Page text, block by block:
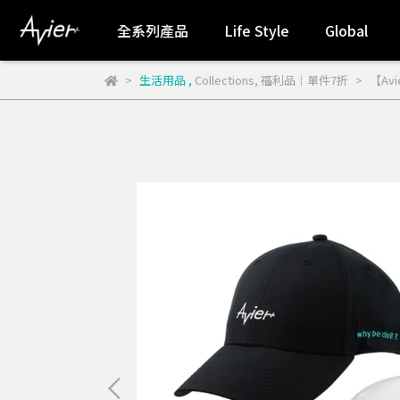
全系列產品 Life Style Global
生活用品, Collections, 福利品｜單件7折 【